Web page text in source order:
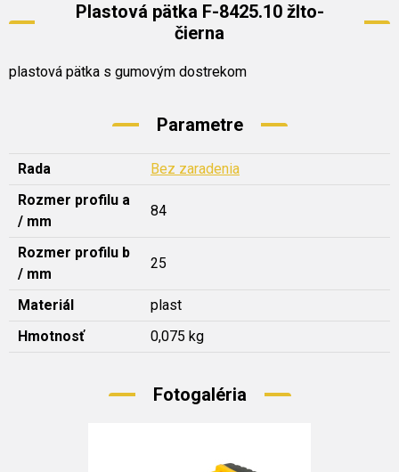
Plastová pätka F-8425.10 žlto-
čierna
plastová pätka s gumovým dostrekom
Parametre
Rada
Bez zaradenia
Rozmer profilu a
/ mm
84
Rozmer profilu b
/ mm
25
Materiál
plast
Hmotnosť
0,075 kg
Fotogaléria